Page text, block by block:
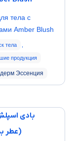
тела с
Amber Blush
тела
продукция
Эссенция